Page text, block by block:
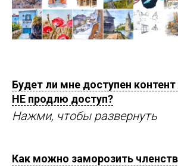
Будет ли мне доступен контент
НЕ продлю доступ?
Нажми, чтобы развернуть
Как можно заморозить